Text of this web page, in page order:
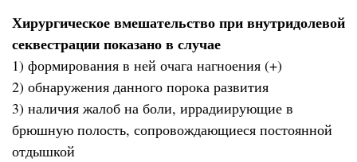
Хирургическое вмешательство при внутридолевой
секвестрации показано в случае
1) формирования в ней очага нагноения (+)
2) обнаружения данного порока развития
3) наличия жалоб на боли, иррадиирующие в
брюшную полость, сопровождающиеся постоянной
отдышкой